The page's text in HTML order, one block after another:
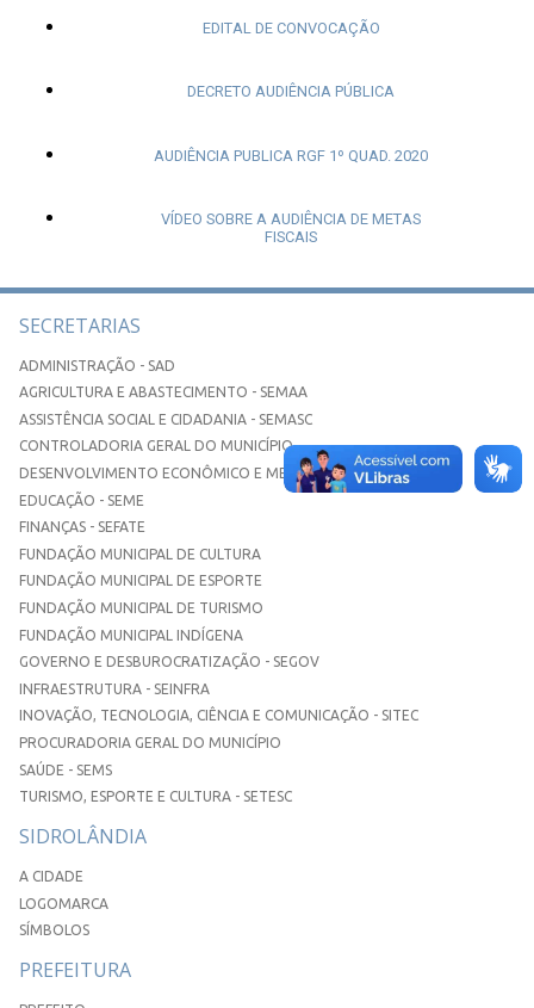
EDITAL DE CONVOCAÇÃO
DECRETO AUDIÊNCIA PÚBLICA
AUDIÊNCIA PUBLICA RGF 1º QUAD. 2020
VÍDEO SOBRE A AUDIÊNCIA DE METAS
FISCAIS
SECRETARIAS
ADMINISTRAÇÃO - SAD
AGRICULTURA E ABASTECIMENTO - SEMAA
ASSISTÊNCIA SOCIAL E CIDADANIA - SEMASC
CONTROLADORIA GERAL DO MUNICÍPIO
DESENVOLVIMENTO ECONÔMICO E MEIO AMBIENTE - SEDEMA
EDUCAÇÃO - SEME
FINANÇAS - SEFATE
FUNDAÇÃO MUNICIPAL DE CULTURA
FUNDAÇÃO MUNICIPAL DE ESPORTE
FUNDAÇÃO MUNICIPAL DE TURISMO
FUNDAÇÃO MUNICIPAL INDÍGENA
GOVERNO E DESBUROCRATIZAÇÃO - SEGOV
INFRAESTRUTURA - SEINFRA
INOVAÇÃO, TECNOLOGIA, CIÊNCIA E COMUNICAÇÃO - SITEC
PROCURADORIA GERAL DO MUNICÍPIO
SAÚDE - SEMS
TURISMO, ESPORTE E CULTURA - SETESC
SIDROLÂNDIA
A CIDADE
LOGOMARCA
SÍMBOLOS
PREFEITURA